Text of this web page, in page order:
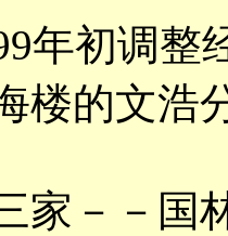
初调整经
楼的文浩
－－国